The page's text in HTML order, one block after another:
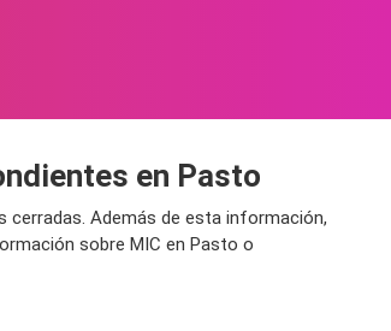
en Pasto
cerradas. Además de esta información,
sobre MIC en Pasto o